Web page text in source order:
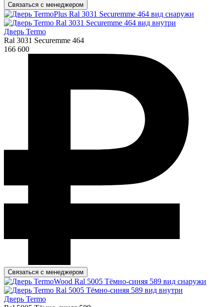
Связаться с менеджером
Дверь Termo
Ral 3031 Securemme 464
166 600
Связаться с менеджером
Дверь Termo